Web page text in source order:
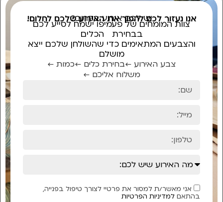
יש לכם אירוע בקרוב?
אנו נעזור לכם להפוך את האירוע שלכם לחלום!
צוות המומחים של פעמיפו ישמח לסייע לכם
בבחירת הכלים
והצבעים המתאימים כדי שהשולחן שלכם ייצא
מושלם
צבע האירוע ←בחירת כלים ←כמות ←
משלוח אליכם ←
אני מאשר/ת למסור את פרטיי לצורך טיפול בפנייה,
בהתאם למדיניות הפרטיות